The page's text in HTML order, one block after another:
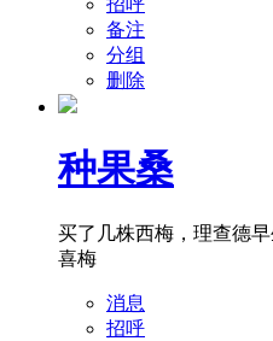
备注
分组
删除
种果桑
买了几株西梅，理查德
喜梅
消息
招呼